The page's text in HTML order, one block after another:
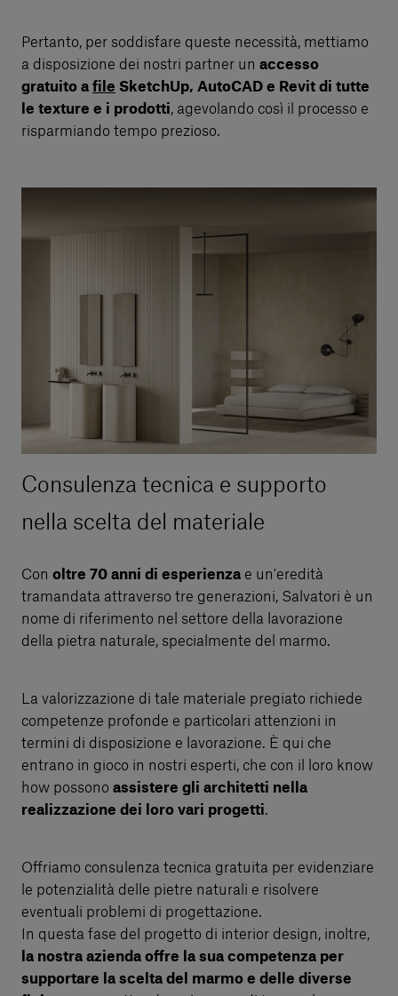
Pertanto, per soddisfare queste necessità, mettiamo
a disposizione dei nostri partner un accesso
gratuito a file SketchUp, AutoCAD e Revit di tutte
le texture e i prodotti, agevolando così il processo e
risparmiando tempo prezioso.
Consulenza tecnica e supporto
nella scelta del materiale
Con oltre 70 anni di esperienza e un'eredità
tramandata attraverso tre generazioni, Salvatori è un
nome di riferimento nel settore della lavorazione
della pietra naturale, specialmente del marmo.
La valorizzazione di tale materiale pregiato richiede
competenze profonde e particolari attenzioni in
termini di disposizione e lavorazione. È qui che
entrano in gioco in nostri esperti, che con il loro know
how possono assistere gli architetti nella
realizzazione dei loro vari progetti.
Offriamo consulenza tecnica gratuita per evidenziare
le potenzialità delle pietre naturali e risolvere
eventuali problemi di progettazione.
In questa fase del progetto di interior design, inoltre,
la nostra azienda offre la sua competenza per
supportare la scelta del marmo e delle diverse